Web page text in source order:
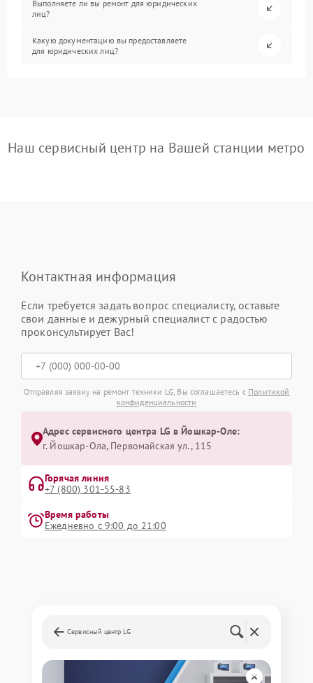
Выполняете ли вы ремонт для юридических
лиц?
Какую документацию вы предоставляете
для юридических лиц?
Наш сервисный центр на Вашей станции метро
Контактная информация
Если требуется задать вопрос специалисту, оставьте
свои данные и дежурный специалист с радостью
проконсультирует Вас!
Отправляя заявку на ремонт техники LG, Вы соглашаетесь с Политикой
конфиденциальности
Адрес сервисного центра LG в Йошкар-Оле:
г. Йошкар-Ола, Первомайская ул., 115
Горячая линия
+7 (800) 301-55-83
Время работы
Ежедневно с 9:00 до 21:00
Сервисный центр LG